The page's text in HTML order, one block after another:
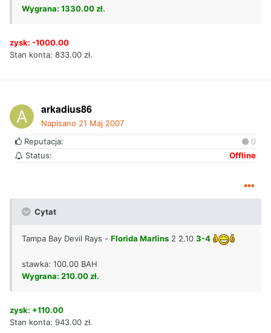
Wygrana: 1330.00 zł.
zysk: -1000.00
Stan konta: 833.00 zł.
arkadius86
Napisano 21 Maj 2007
Reputacja:
0
Status:
Offline
Cytat
Tampa Bay Devil Rays - Florida Marlins 2 2.10 3-4
stawka: 100.00 BAH
Wygrana: 210.00 zł.
zysk: +110.00
Stan konta: 943.00 zł.